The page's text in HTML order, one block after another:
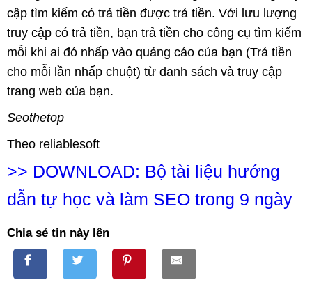
cập tìm kiếm có trả tiền được trả tiền. Với lưu lượng
truy cập có trả tiền, bạn trả tiền cho công cụ tìm kiếm
mỗi khi ai đó nhấp vào quảng cáo của bạn (Trả tiền
cho mỗi lần nhấp chuột) từ danh sách và truy cập
trang web của bạn.
Seothetop
Theo reliablesoft
>> DOWNLOAD: Bộ tài liệu hướng
dẫn tự học và làm SEO trong 9 ngày
Chia sẻ tin này lên